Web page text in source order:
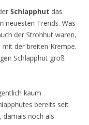
Schlapphut das
neuesten Trends. Was
der Strohhut waren,
der breiten Krempe.
Schlapphut groß
kaum
bereits seit
damals noch als